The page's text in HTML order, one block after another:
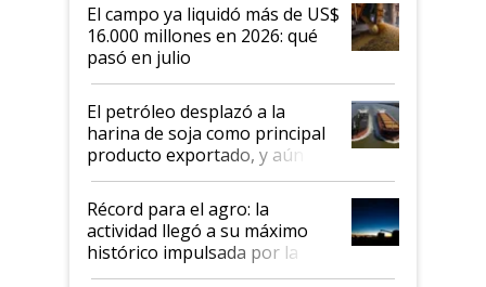
El campo ya liquidó más de US$
16.000 millones en 2026: qué
pasó en julio
El petróleo desplazó a la
harina de soja como principal
producto exportado, y aún así
el agro aportó casi seis de cada
diez dólares y sostuvo el
liderazgo en un semestre
récord
Récord para el agro: la
actividad llegó a su máximo
histórico impulsada por la
cosecha y las exportaciones